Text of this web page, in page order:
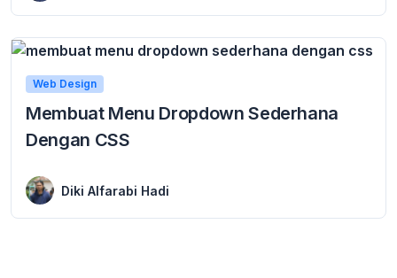
Web Design
Membuat Menu Dropdown Sederhana
Dengan CSS
Diki Alfarabi Hadi